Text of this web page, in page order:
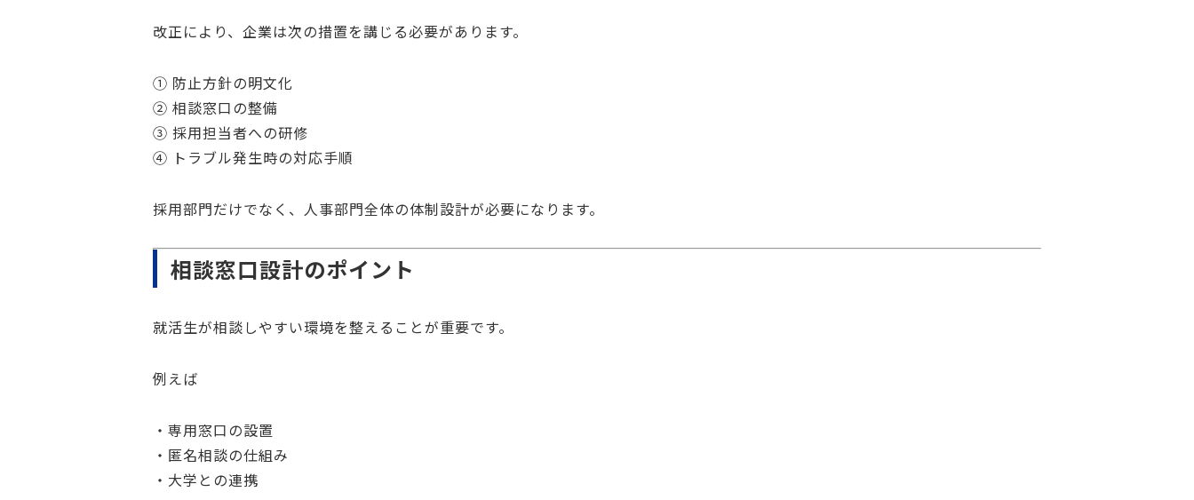
改正により、企業は次の措置を講じる必要があります。
① 防止方針の明文化
② 相談窓口の整備
③ 採用担当者への研修
④ トラブル発生時の対応手順
採用部門だけでなく、人事部門全体の体制設計が必要になります。
相談窓口設計のポイント
就活生が相談しやすい環境を整えることが重要です。
例えば
・専用窓口の設置
・匿名相談の仕組み
・大学との連携